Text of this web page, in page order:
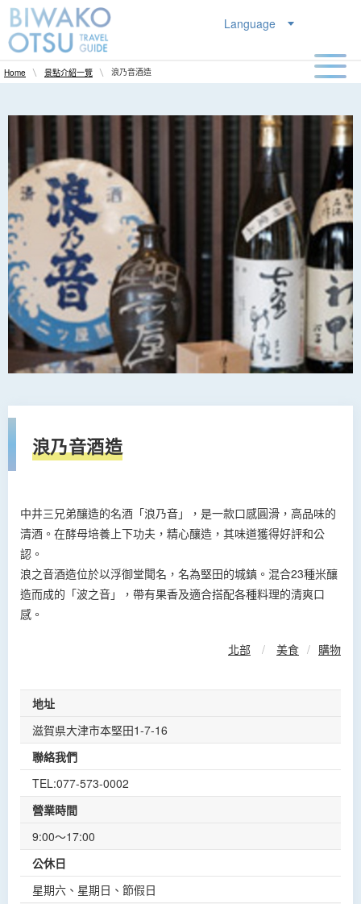
Language
Home 景點介紹一覽 浪乃音酒造
浪乃音酒造
中井三兄弟釀造的名酒「浪乃音」，是一款口感圓滑，高品味的
清酒。在酵母培養上下功夫，精心釀造，其味道獲得好評和公
認。
浪之音酒造位於以浮御堂聞名，名為堅田的城鎮。混合23種米釀
造而成的「波之音」，帶有果香及適合搭配各種料理的清爽口
感。
北部 / 美食 / 購物
地址
滋賀県大津市本堅田1-7-16
聯絡我們
TEL:077-573-0002
營業時間
9:00～17:00
公休日
星期六、星期日、節假日